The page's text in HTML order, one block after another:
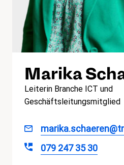
Marika
Leiterin Branche ICT und
Geschäftsleitungsmitglied
079 247 35 30